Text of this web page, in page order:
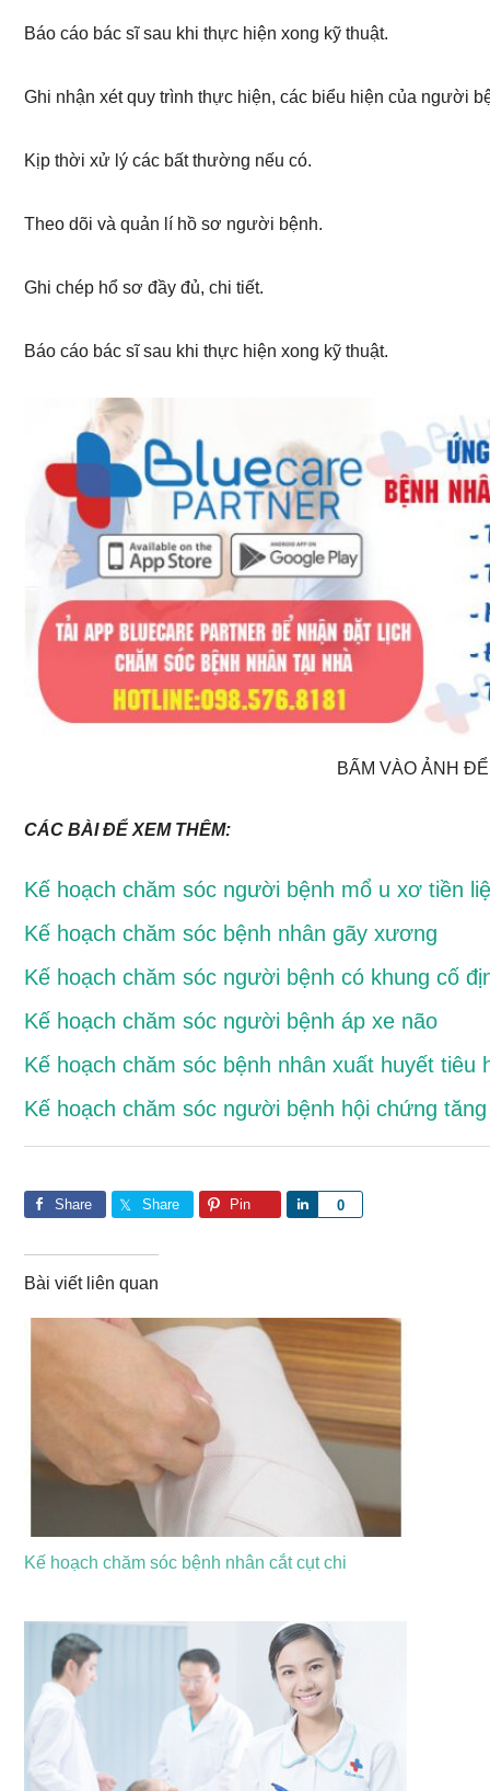
Báo cáo bác sĩ sau khi thực hiện xong kỹ thuật.
Ghi nhận xét quy trình thực hiện, các biểu hiện của người
Kịp thời xử lý các bất thường nếu có.
Theo dõi và quản lí hồ sơ người bệnh.
Ghi chép hổ sơ đầy đủ, chi tiết.
Báo cáo bác sĩ sau khi thực hiện xong kỹ thuật.
BẤM VÀO ẢNH
CÁC BÀI ĐỂ XEM THÊM:
Kế hoạch chăm sóc người bệnh mổ u xơ tiền
Kế hoạch chăm sóc bệnh nhân gãy xương
Kế hoạch chăm sóc người bệnh có khung cố
Kế hoạch chăm sóc người bệnh áp xe não
Kế hoạch chăm sóc bệnh nhân xuất huyết tiêu
Kế hoạch chăm sóc người bệnh hội chứng
Share Share Pin 0
e
Bài viết liên quan
Kế hoạch chăm sóc bệnh nhân cắt cụt chi